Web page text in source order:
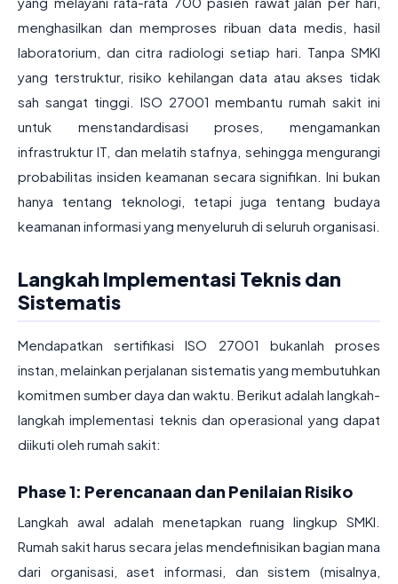
menghasilkan dan memproses ribuan data medis, hasil
laboratorium, dan citra radiologi setiap hari. Tanpa SMKI
yang terstruktur, risiko kehilangan data atau akses tidak
sah sangat tinggi. ISO 27001 membantu rumah sakit ini
untuk menstandardisasi proses, mengamankan
infrastruktur IT, dan melatih stafnya, sehingga mengurangi
probabilitas insiden keamanan secara signifikan. Ini bukan
hanya tentang teknologi, tetapi juga tentang budaya
keamanan informasi yang menyeluruh di seluruh organisasi.
Langkah Implementasi Teknis dan
Sistematis
Mendapatkan sertifikasi ISO 27001 bukanlah proses
instan, melainkan perjalanan sistematis yang membutuhkan
komitmen sumber daya dan waktu. Berikut adalah langkah-
langkah implementasi teknis dan operasional yang dapat
diikuti oleh rumah sakit:
Phase 1: Perencanaan dan Penilaian Risiko
Langkah awal adalah menetapkan ruang lingkup SMKI.
Rumah sakit harus secara jelas mendefinisikan bagian mana
dari organisasi, aset informasi, dan sistem (misalnya,